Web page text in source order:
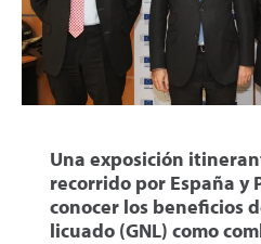
Una exposición
recorrido por España y
conocer los beneficios
licuado (GNL) como